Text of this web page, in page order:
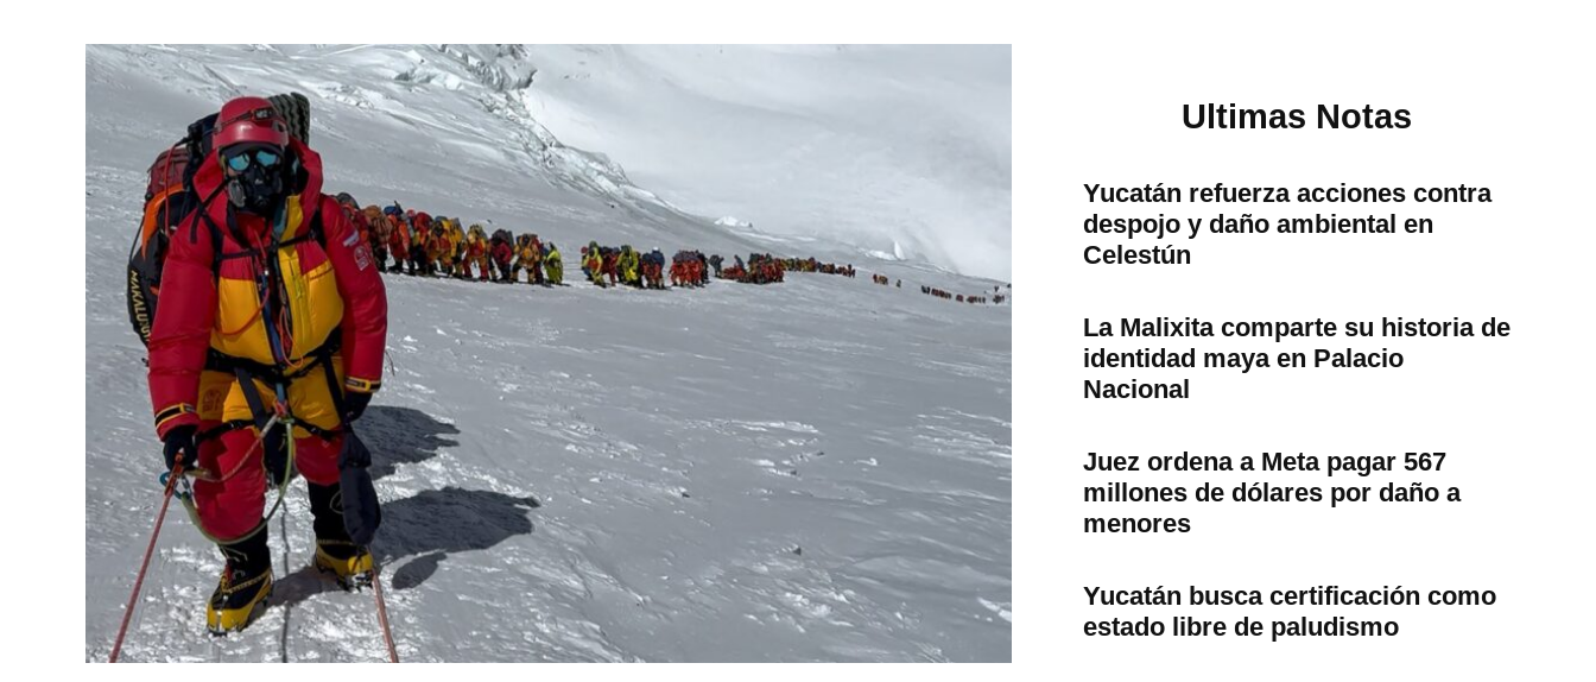
Ultimas Notas
Yucatán refuerza acciones contra
despojo y daño ambiental en
Celestún
La Malixita comparte su historia de
identidad maya en Palacio
Nacional
Juez ordena a Meta pagar 567
millones de dólares por daño a
menores
Yucatán busca certificación como
estado libre de paludismo